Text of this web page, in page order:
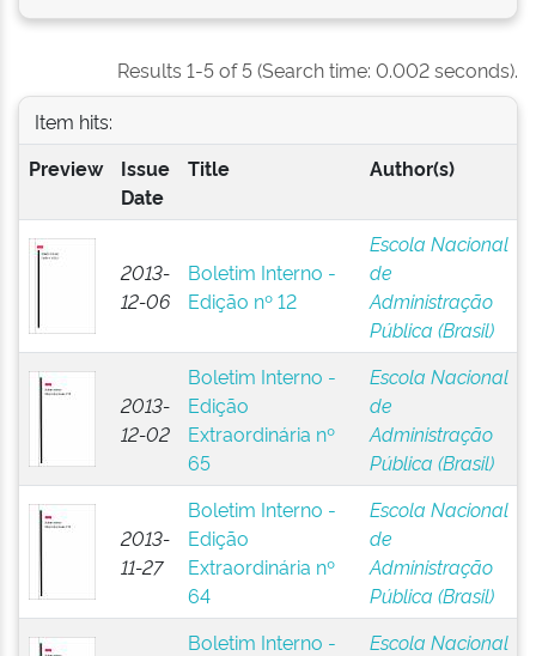
Results 1-5 of 5 (Search time: 0.002 seconds).
Item hits:
Preview
Issue
Date
Title Author(s)
2013-
12-06
Boletim Interno -
Edição nº 12
Escola Nacional
de
Administração
Pública (Brasil)
2013-
12-02
Boletim Interno -
Edição
Extraordinária nº
65
Escola Nacional
de
Administração
Pública (Brasil)
2013-
11-27
Boletim Interno -
Edição
Extraordinária nº
64
Escola Nacional
de
Administração
Pública (Brasil)
Boletim Interno -
Escola Nacional